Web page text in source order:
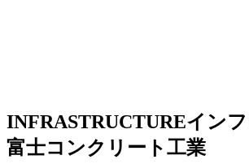
INFRASTRUCTUREイン
富士コンクリート工業